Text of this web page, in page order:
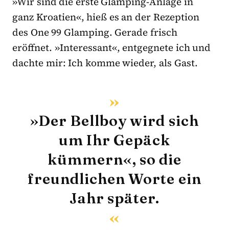
ganz Kroatien«, hieß es an der Rezeption
des One 99 Glamping. Gerade frisch
eröffnet. »Interessant«, entgegnete ich und
dachte mir: Ich komme wieder, als Gast.
»Der Bellboy wird sich
um Ihr Gepäck
kümmern«, so die
freundlichen Worte ein
Jahr später.